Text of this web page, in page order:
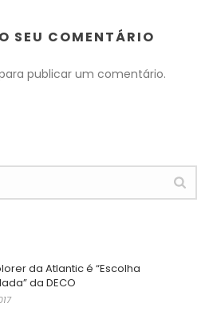
SEU COMENTÁRIO
publicar um comentário.
da Atlantic é “Escolha
da DECO